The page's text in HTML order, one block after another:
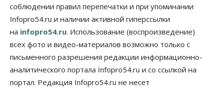
Бизнес Общество
Новосибирцы стали реже оформлять
дома по упрощенной схеме
07 Августа 2026, 16:00
Общество Право&Порядок
Роспотребнадзор изъял почти полторы тонны
мяса в Новосибирской области
соблюдении правил перепечатки и при упоминании
Infopro54.ru и наличии активной гиперссылки
на infopro54.ru. Использование (воспроизведение)
всех фото и видео-материалов возможно только с
письменного разрешения редакции информационно-
аналитического портала Infopro54.ru и со ссылкой на
портал. Редакция Infopro54.ru не несет